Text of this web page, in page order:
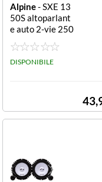
Alpine- SXE 13
50S altoparlant
e auto 2-vie 250
W
DISPONIBILE